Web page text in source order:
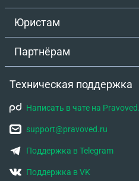
Юристам
Партнёрам
Техническая поддержка
Написать в чате на
support@pravoved.ru
Поддержка в Telegram
Поддержка в VK